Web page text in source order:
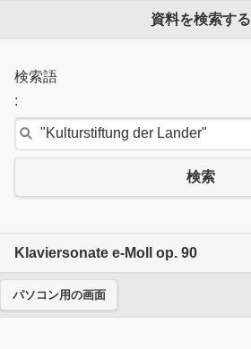
資料を検索する
検索語
:
検索
Klaviersonate e-Moll op. 90
パソコン用の画面